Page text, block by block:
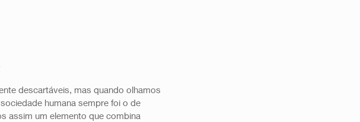
descartáveis, mas quando olhamos
humana sempre foi o de
assim um elemento que combina